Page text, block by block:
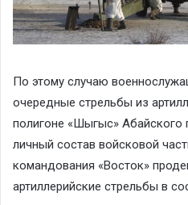
По этому случаю
очередные стрельбы из
полигоне «Шыгыс» Абайского
личный состав войсковой
командования «Восток»
артиллерийские стрельбы в